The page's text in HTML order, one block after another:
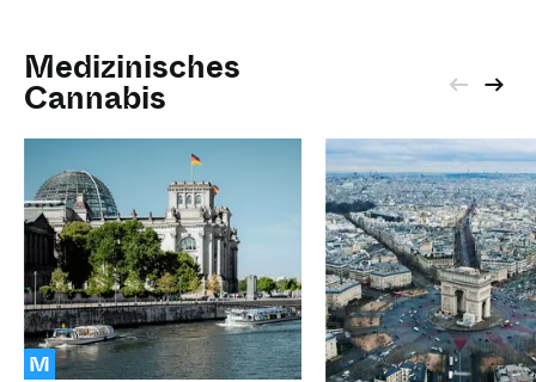
Medizinisches
Cannabis
M